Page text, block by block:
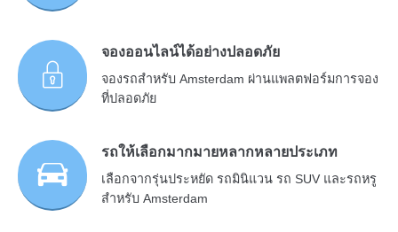
จองออนไลน์ได้อย่างปลอดภัย
จองรถสำหรับ Amsterdam ผ่านแพลตฟอร์มการจอง
ที่ปลอดภัย
รถให้เลือกมากมายหลากหลายประเภท
เลือกจากรุ่นประหยัด รถมินิแวน รถ SUV และรถหรู
สำหรับ Amsterdam